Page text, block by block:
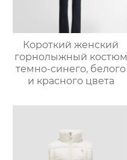
Короткий женский
горнолыжный костюм
темно-синего, белого
и красного цвета